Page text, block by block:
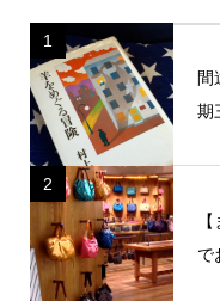
1
間
期
2
で